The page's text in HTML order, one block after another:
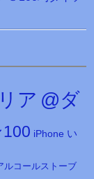
ア @ダ
iPhone い
ルコールストーブ